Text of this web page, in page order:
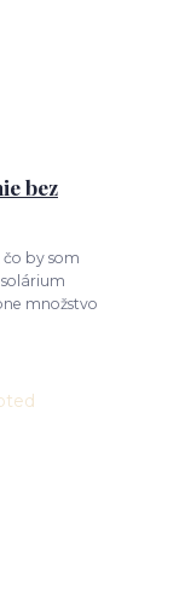
bez
čo by som
množstvo